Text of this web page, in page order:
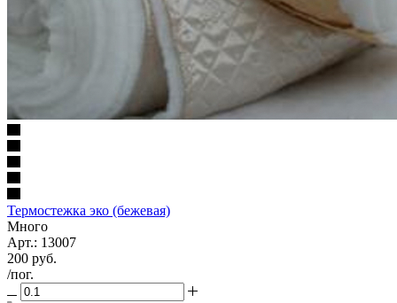
Термостежка эко (бежевая)
Много
Арт.: 13007
200 руб.
/пог.